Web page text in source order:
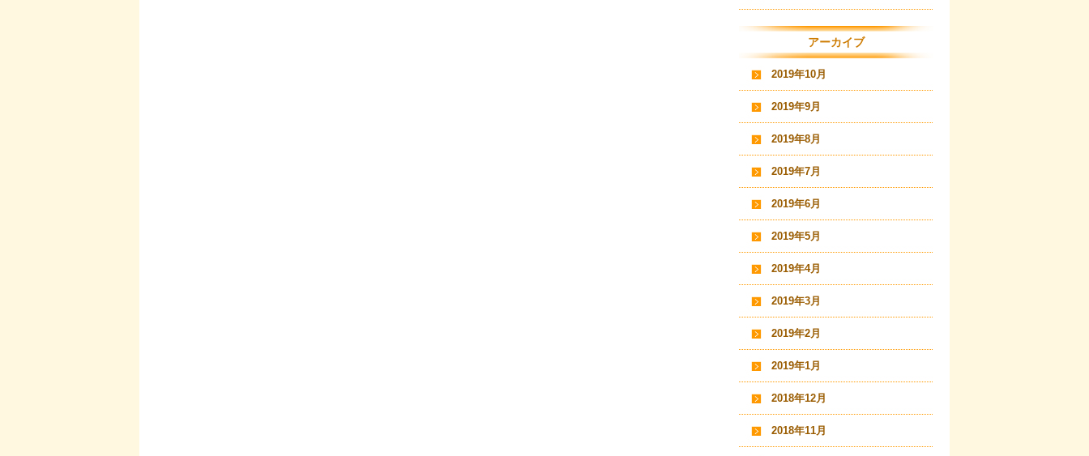
アーカイブ
2019年10月
2019年9月
2019年8月
2019年7月
2019年6月
2019年5月
2019年4月
2019年3月
2019年2月
2019年1月
2018年12月
2018年11月